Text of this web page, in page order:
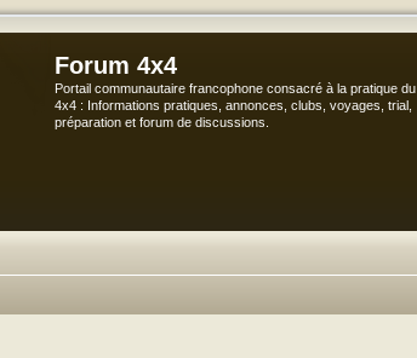
Forum 4x4
Portail communautaire francophone consacré à la pratique du
4x4 : Informations pratiques, annonces, clubs, voyages, trial,
préparation et forum de discussions.